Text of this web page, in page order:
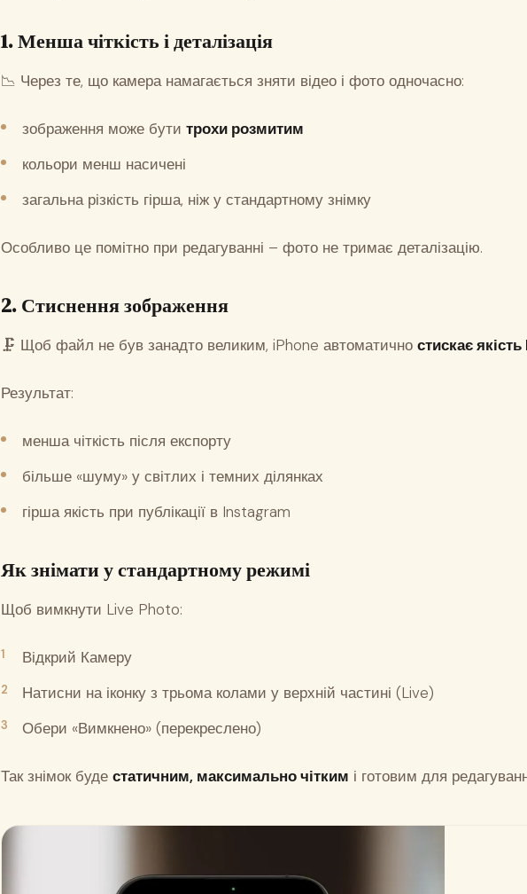
1. Менша чіткість і деталізація
📉 Через те, що камера намагається зняти відео і фото одночасно:
зображення може бути трохи розмитим
кольори менш насичені
загальна різкість гірша, ніж у стандартному знімку
Особливо це помітно при редагуванні – фото не тримає деталізацію.
2. Стиснення зображення
🗜 Щоб файл не був занадто великим, iPhone автоматично стискає
Результат:
менша чіткість після експорту
більше «шуму» у світлих і темних ділянках
гірша якість при публікації в Instagram
Як знімати у стандартному режимі
Щоб вимкнути Live Photo:
Відкрий Камеру
Натисни на іконку з трьома колами у верхній частині (Live)
Обери «Вимкнено» (перекреслено)
Так знімок буде статичним, максимально чітким і готовим для